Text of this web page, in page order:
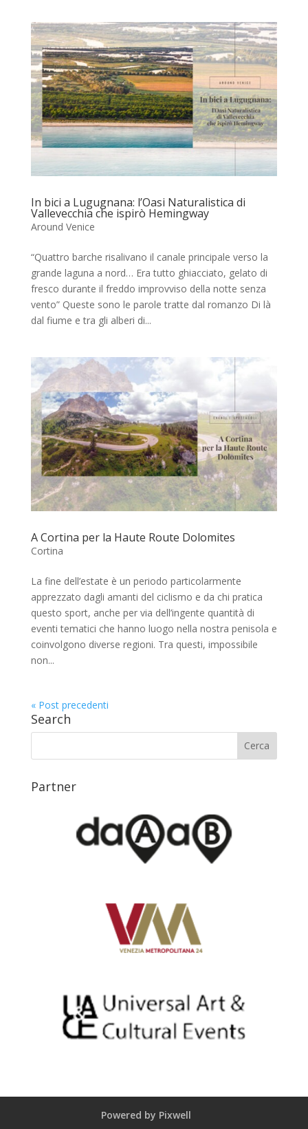
In bici a Lugugnana: l’Oasi Naturalistica di
Vallevecchia che ispirò Hemingway
Around Venice
“Quattro barche risalivano il canale principale verso la
grande laguna a nord… Era tutto ghiacciato, gelato di
fresco durante il freddo improvviso della notte senza
vento” Queste sono le parole tratte dal romanzo Di là
dal fiume e tra gli alberi di...
A Cortina per la Haute Route Dolomites
Cortina
La fine dell’estate è un periodo particolarmente
apprezzato dagli amanti del ciclismo e da chi pratica
questo sport, anche per via dell’ingente quantità di
eventi tematici che hanno luogo nella nostra penisola e
coinvolgono diverse regioni. Tra questi, impossibile
non...
« Post precedenti
Search
Partner
Powered by Pixwell